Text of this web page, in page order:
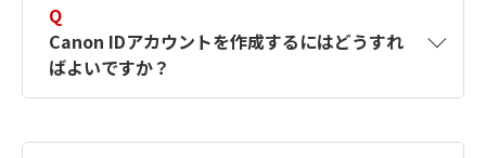
Q
Canon IDアカウントを作成するにはどうすれ
ばよいですか？